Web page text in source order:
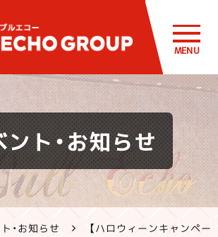
鹿児島・熊
本のカラオ
ケ ブルエコ
ー公式サイ
MENU
ト・お知らせ
・お知らせ
【ハロウィーンキャンペー